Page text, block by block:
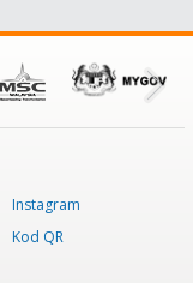
Instagram
Kod QR